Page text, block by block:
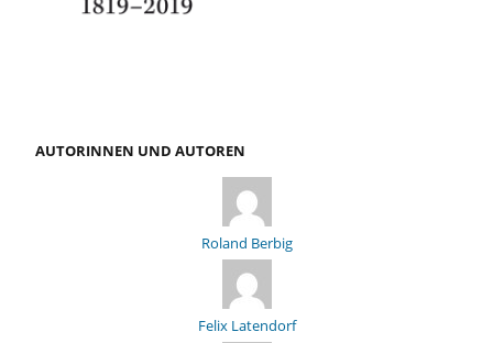
AUTORINNEN UND AUTOREN
Roland Berbig
Felix Latendorf